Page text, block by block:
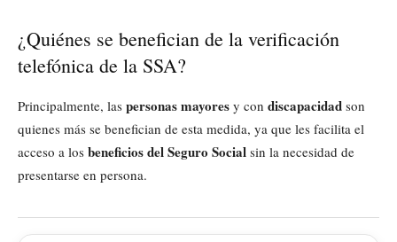
¿Quiénes se benefician de la verificación
telefónica de la SSA?
Principalmente, las personas mayores y con discapacidad son
quienes más se benefician de esta medida, ya que les facilita el
acceso a los beneficios del Seguro Social sin la necesidad de
presentarse en persona.